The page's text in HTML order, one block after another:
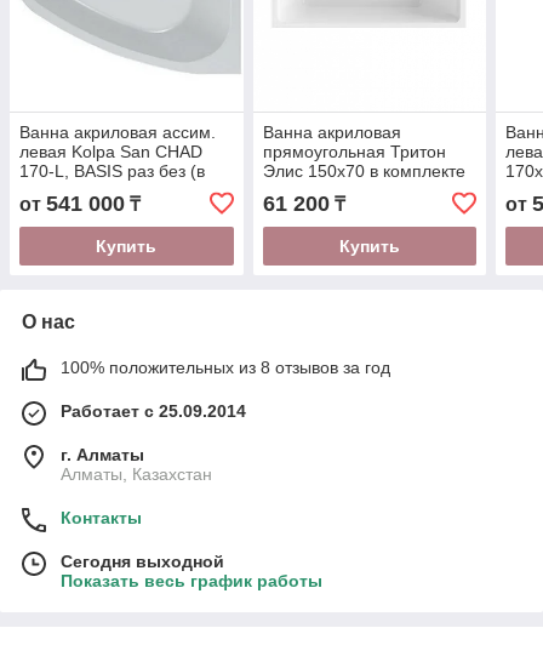
Ванна акриловая ассим.
левая Kolpa San CHAD
170-L, BASIS раз без (в
комплекте с каркасом, С/
П)(5140001)
от 541 000 ₸
Купить
Ванна акриловая
прямоугольная Тритон
Элис 150x70 в комплекте
с ножками (Щ0000073528)
61 200₸
Купить
от
О нас
100% положительных из 8 отзывов за год
Работает с 25.09.2014
г. Алматы
Алматы, Казахстан
Контакты
Сегодня выходной
Показать весь график работы